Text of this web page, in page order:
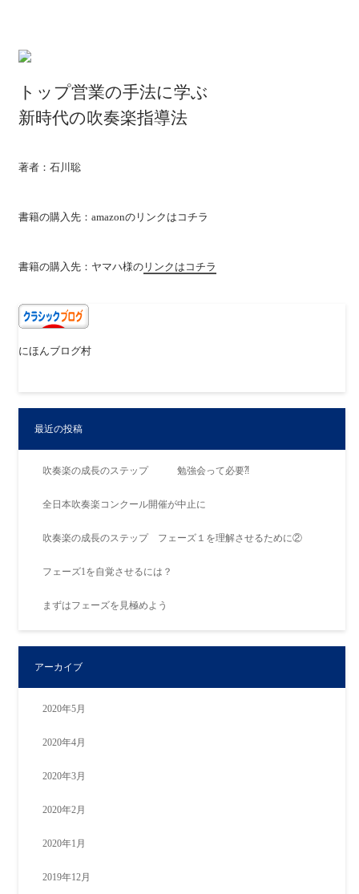
トップ営業の手法に学ぶ
新時代の吹奏楽指導法
著者：石川聡
書籍の購入先：amazonの リンクはコチラ
書籍の購入先：ヤマハ様の リンクはコチラ
にほんブログ村
最近の投稿
吹奏楽の成長のステップ 勉強会って必要⁈
全日本吹奏楽コンクール開催が中止に
吹奏楽の成長のステップ フェーズ１を理解させるために②
フェーズ1を自覚させるには？
まずはフェーズを見極めよう
アーカイブ
2020年5月
2020年4月
2020年3月
2020年2月
2020年1月
2019年12月